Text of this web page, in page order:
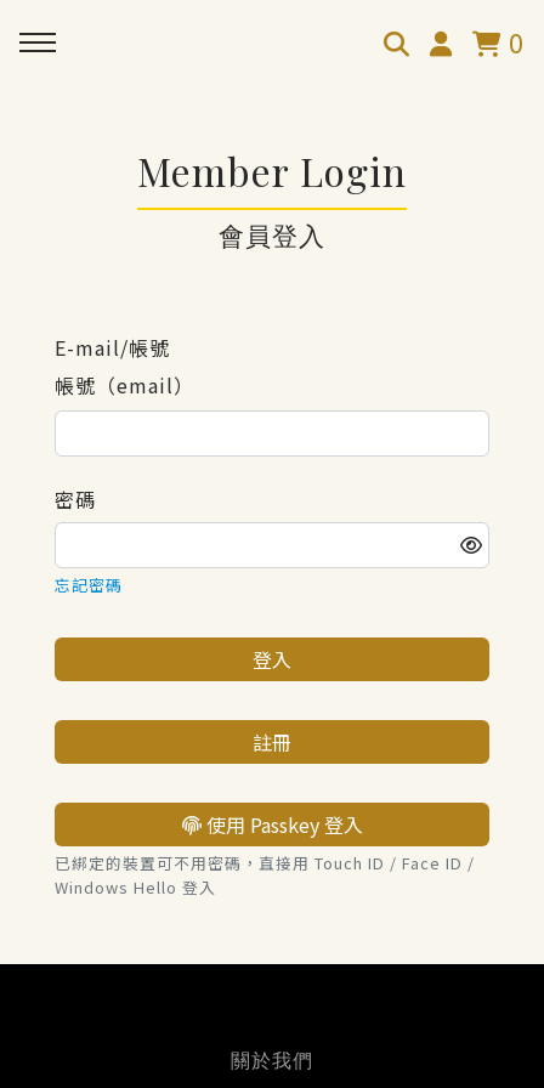
0
Member Login
會員登入
E-mail/帳號
帳號（email）
密碼
忘記密碼
登入
註冊
使用 Passkey 登入
已綁定的裝置可不用密碼，直接用 Touch ID / Face ID /
Windows Hello 登入
關於我們